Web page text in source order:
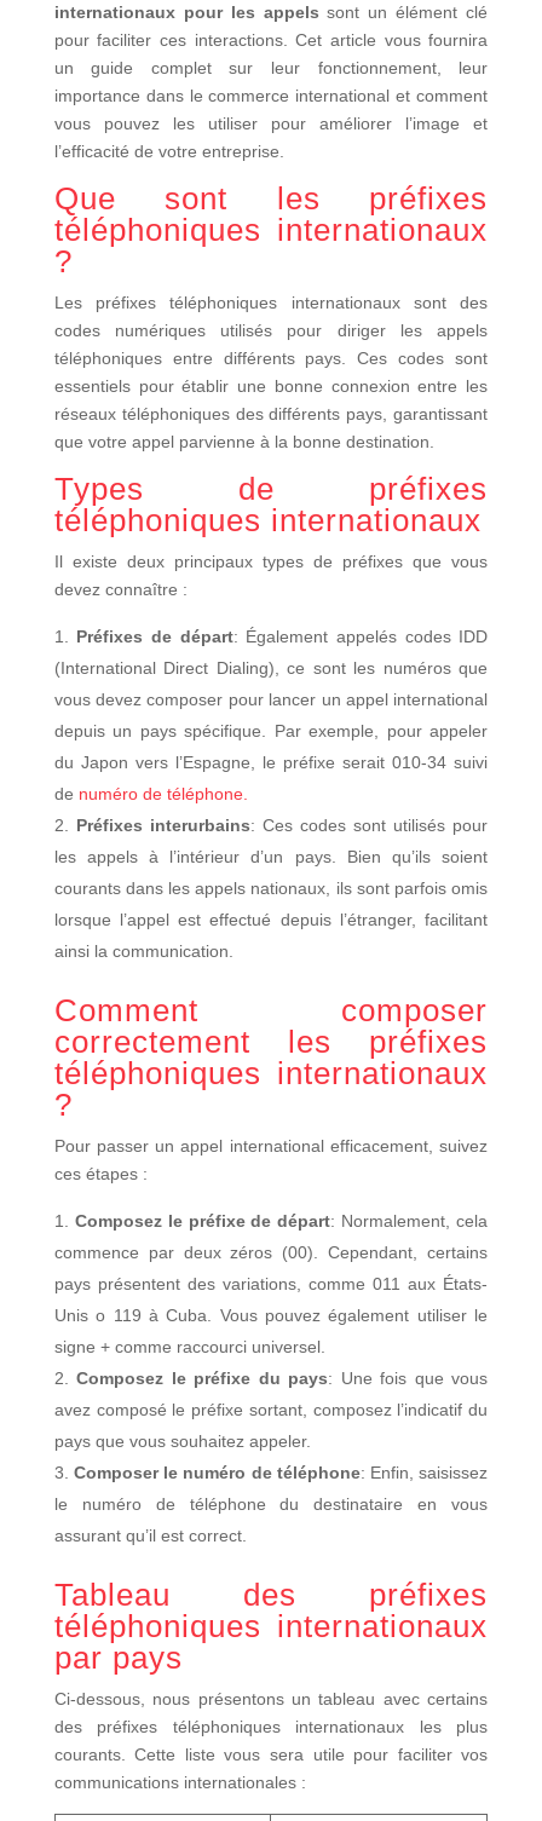
internationaux pour les appels sont un élément clé
pour faciliter ces interactions. Cet article vous fournira
un guide complet sur leur fonctionnement, leur
importance dans le commerce international et comment
vous pouvez les utiliser pour améliorer l’image et
l’efficacité de votre entreprise.
Que sont les préfixes
téléphoniques internationaux
?
Les préfixes téléphoniques internationaux sont des
codes numériques utilisés pour diriger les appels
téléphoniques entre différents pays. Ces codes sont
essentiels pour établir une bonne connexion entre les
réseaux téléphoniques des différents pays, garantissant
que votre appel parvienne à la bonne destination.
Types de préfixes
téléphoniques internationaux
Il existe deux principaux types de préfixes que vous
devez connaître :
Préfixes de départ: Également appelés codes IDD
(International Direct Dialing), ce sont les numéros que
vous devez composer pour lancer un appel international
depuis un pays spécifique. Par exemple, pour appeler
du Japon vers l’Espagne, le préfixe serait 010-34 suivi
de numéro de téléphone.
Préfixes interurbains: Ces codes sont utilisés pour
les appels à l’intérieur d’un pays. Bien qu’ils soient
courants dans les appels nationaux, ils sont parfois omis
lorsque l’appel est effectué depuis l’étranger, facilitant
ainsi la communication.
Comment composer
correctement les préfixes
téléphoniques internationaux
?
Pour passer un appel international efficacement, suivez
ces étapes :
Composez le préfixe de départ: Normalement, cela
commence par deux zéros (00). Cependant, certains
pays présentent des variations, comme 011 aux États-
Unis o 119 à Cuba. Vous pouvez également utiliser le
signe + comme raccourci universel.
Composez le préfixe du pays: Une fois que vous
avez composé le préfixe sortant, composez l’indicatif du
pays que vous souhaitez appeler.
Composer le numéro de téléphone: Enfin, saisissez
le numéro de téléphone du destinataire en vous
assurant qu’il est correct.
Tableau des préfixes
téléphoniques internationaux
par pays
Ci-dessous, nous présentons un tableau avec certains
des préfixes téléphoniques internationaux les plus
courants. Cette liste vous sera utile pour faciliter vos
communications internationales :